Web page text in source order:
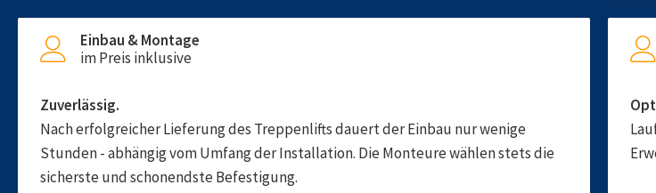
Einbau & Montage
im Preis inklusive
Zuverlässig.
Nach erfolgreicher Lieferung des Treppenlifts dauert der Einbau nur wenige
Stunden - abhängig vom Umfang der Installation. Die Monteure wählen stets die
sicherste und schonendste Befestigung.